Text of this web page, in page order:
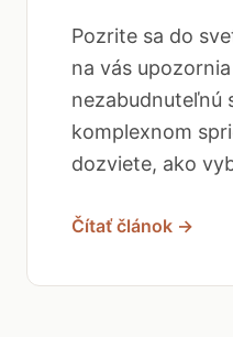
Pozrite sa do
na vás
nezabudnuteľnú
komplexnom
dozviete, ako
Čítať článok →